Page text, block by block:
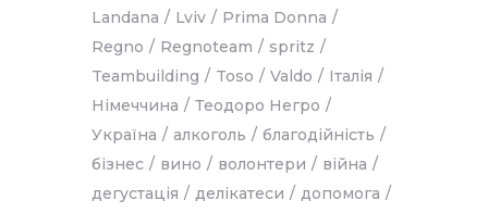
Landana
Lviv
Prima Donna
Regno
Regnoteam
spritz
Teambuilding
Toso Valdo
Італія
Німеччина
Теодоро Негро
Україна
алкоголь
благодійність
бізнес
вино волонтери
війна
дегустація
делікатеси
допомога